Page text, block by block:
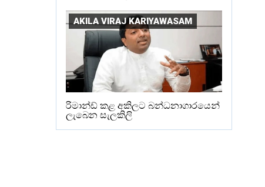
AKILA VIRAJ KARIYAWASAM
රිමාන්ඩ් කළ අකිලට බන්ධනාගාරයෙන්
ලැබෙන සැලකිලි